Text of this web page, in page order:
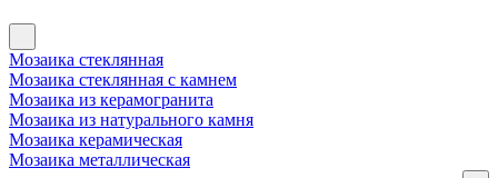
Мозаика стеклянная
Мозаика стеклянная с камнем
Мозаика из керамогранита
Мозаика из натурального камня
Мозаика керамическая
Мозаика металлическая